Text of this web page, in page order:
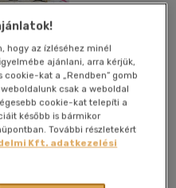
hogy az ízléséhez minél
ajánlani, arra kérjük,
cookie-kat a „Rendben” gomb
csak a weboldal
cookie-kat telepíti a
később is bármikor
További részletekért
Kft. adatkezelési